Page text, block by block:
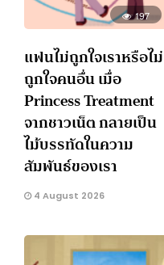
197
แฟนไม่ถูกใจเราหรือไม่
ถูกใจคนอื่น เมื่อ
Princess Treatment
จากชาวเน็ต กลายเป็น
ไม้บรรทัดในความ
สัมพันธ์ของเรา
4 August 2026